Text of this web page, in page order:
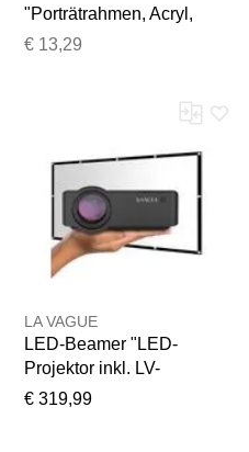
"Porträtrahmen, Acryl,
Hochformat, 21 x 29,7 cm
Portraitrahmen
€ 13,29
LA VAGUE
LED-Beamer "LED-
Projektor inkl. LV-
STA100FP LV-HD320
€ 319,99